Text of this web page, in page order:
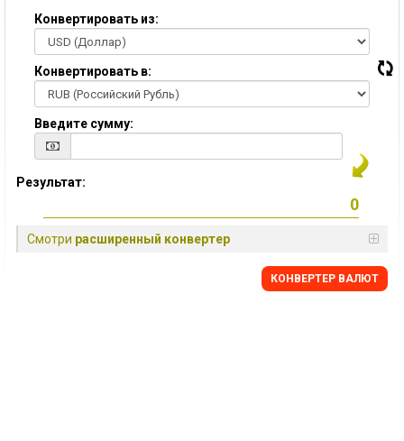
Конвертировать из:
Конвертировать в:
Введите сумму:
Результат:
Смотри расширенный конвертер
КОНВЕРТЕР ВАЛЮТ